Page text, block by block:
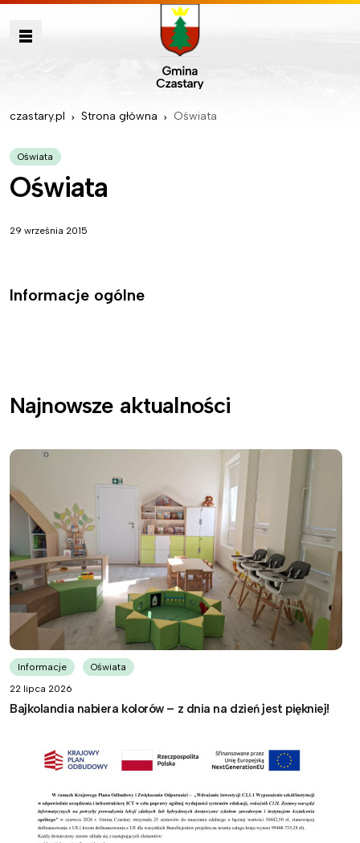
czastary.pl Strona główna Oświata
Oświata
Oświata
29 września 2015
Informacje ogólne
Najnowsze aktualności
Informacje
Oświata
22 lipca 2026
Bajkolandia nabiera kolorów – z dnia na dzień jest piękniej!